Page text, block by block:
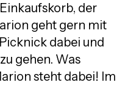
der
geht gern mit
dabei und
gehen. Was
steht dabei! Im